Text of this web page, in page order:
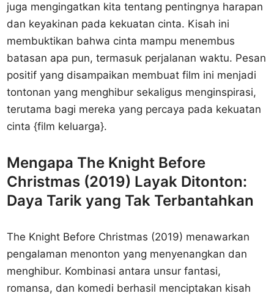
juga mengingatkan kita tentang pentingnya harapan
dan keyakinan pada kekuatan cinta. Kisah ini
membuktikan bahwa cinta mampu menembus
batasan apa pun, termasuk perjalanan waktu. Pesan
positif yang disampaikan membuat film ini menjadi
tontonan yang menghibur sekaligus menginspirasi,
terutama bagi mereka yang percaya pada kekuatan
cinta {film keluarga}.
Mengapa The Knight Before
Christmas (2019) Layak Ditonton:
Daya Tarik yang Tak Terbantahkan
The Knight Before Christmas (2019) menawarkan
pengalaman menonton yang menyenangkan dan
menghibur. Kombinasi antara unsur fantasi,
romansa, dan komedi berhasil menciptakan kisah